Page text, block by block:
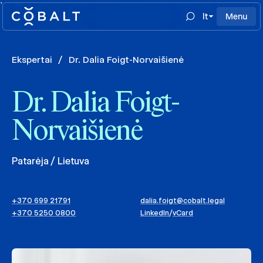
`
lt
Menu
Ekspertai / Dr. Dalia Foigt-Norvaišienė
Dr. Dalia Foigt-
Norvaišienė
Patarėja / Lietuva
+370 699 21791
+370 5250 0800
dalia.foigt@cobalt.legal
LinkedIn/vCard